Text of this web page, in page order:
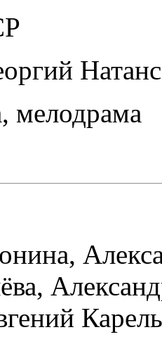
мелодрама
,
,